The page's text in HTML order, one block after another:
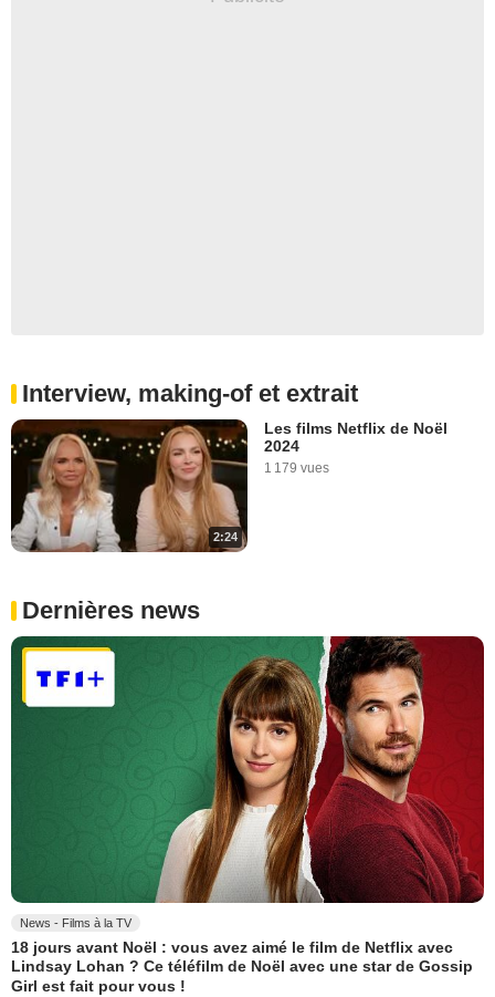
Interview, making-of et extrait
2:24
Les films Netflix de Noël
2024
1 179 vues
Dernières news
News - Films à la TV
18 jours avant Noël : vous avez aimé le film de Netflix avec
Lindsay Lohan ? Ce téléfilm de Noël avec une star de Gossip
Girl est fait pour vous !